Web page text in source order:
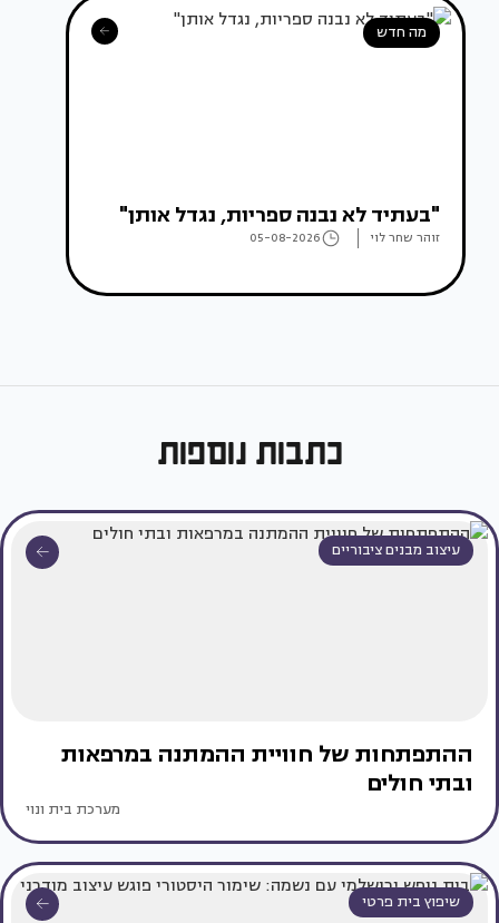
מה חדש
"בעתיד לא נבנה ספריות, נגדל אותן"
זוהר שחר לוי 05-08-2026
כתבות נוספות
עיצוב מבנים ציבוריים
ההתפתחות של חוויית ההמתנה במרפאות
ובתי חולים
מערכת בית ונוי
שיפוץ בית פרטי